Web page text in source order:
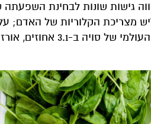
גישות שונות לבחינת השפעתה
מצריכת הקלוריות של האדם;